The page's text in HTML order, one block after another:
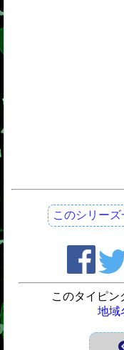
このシリー
このタイピン
地域